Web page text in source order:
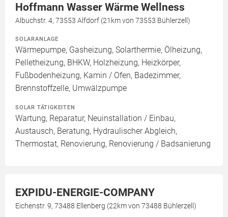
Hoffmann Wasser Wärme Wellness
Albuchstr. 4, 73553 Alfdorf (21km von 73553 Bühlerzell)
SOLARANLAGE
Wärmepumpe, Gasheizung, Solarthermie, Ölheizung,
Pelletheizung, BHKW, Holzheizung, Heizkörper,
Fußbodenheizung, Kamin / Ofen, Badezimmer,
Brennstoffzelle, Umwälzpumpe
SOLAR TÄTIGKEITEN
Wartung, Reparatur, Neuinstallation / Einbau,
Austausch, Beratung, Hydraulischer Abgleich,
Thermostat, Renovierung, Renovierung / Badsanierung
EXPIDU-ENERGIE-COMPANY
Eichenstr. 9, 73488 Ellenberg (22km von 73488 Bühlerzell)